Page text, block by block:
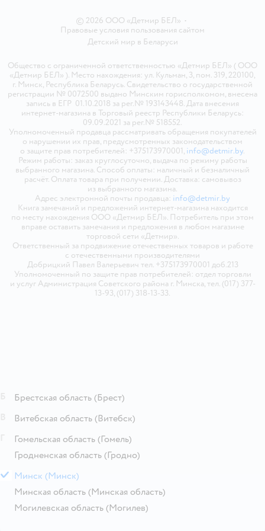
© 2026 ООО «Детмир БЕЛ» •
Правовые условия пользования сайтом
Детский мир в Беларуси
Общество с ограниченной ответственностью «Детмир БЕЛ» ( ООО
«Детмир БЕЛ» ). Место нахождения: ул. Кульман, 3, пом. 319, 220100,
г. Минск, Республика Беларусь. Свидетельство о государственной
регистрации № 0072500 выдано Минским горисполкомом, внесена
запись в ЕГР 01.10.2018 за рег.№ 193143448. Дата внесения
интернет-магазина в Торговый реестр Республики Беларусь:
09.09.2021 за рег.№ 518552.
Уполномоченный продавца рассматривать обращения покупателей
о нарушении их прав, предусмотренных законодательством
о защите прав потребителей: +375173970001, info@detmir.by.
Режим работы: заказ круглосуточно, выдача по режиму работы
выбранного магазина. Способ оплаты: наличный и безналичный
расчёт. Оплата товара при получении. Доставка: самовывоз
из выбранного магазина.
Адрес электронной почты продавца: info@detmir.by
Книга замечаний и предложений интернет-магазина находится
по месту нахождения ООО «Детмир БЕЛ». Потребитель при этом
вправе оставить замечания и предложения в любом магазине
торговой сети «Детмир».
Ответственный за продвижение отечественных товаров и работе
с отечественными производителями
Добрицкий Павел Валерьевич тел. +375173970001 доб.213
Уполномоченный по защите прав потребителей: отдел торговли
и услуг Администрация Советского района г. Минска, тел. (017) 377-
13-93, (017) 318-13-33.
Брестская область (Брест)
Витебская область (Витебск)
Гомельская область (Гомель)
Гродненская область (Гродно)
М Минск (Минск)
Минская область (Минская область)
Могилевская область (Могилев)